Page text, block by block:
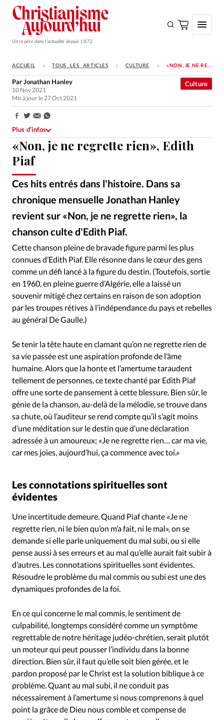
Un repère dans l'actualité depuis 1872
S'ABONNER
Monde
Opinions
Tous les articles
Faire un don
Emploi
Se connecter
Devise: CHF
RUBRIQUES
Tous les articles
Actualité chrétienne
Actualité internationale
Chronique
Culture
Dossier
Eglises Foi Génération réveil
Monde
Opinions
Publireportage
Vécu
Vie Intérieure
ACCUEIL TOUS LES ARTICLES CULTURE «NON, JE NE REGRETTE RIEN», EDITH PIAF
«Non, je ne regrette rien», Edith
Piaf
Ces hits entrés dans l'histoire. Dans sa
chronique mensuelle Jonathan Hanley
revient sur «Non, je ne regrette rien», la
chanson culte d'Edith Piaf.
Culture
ParJonathan Hanley
10 Nov 2021
Mis à jour le 27 Oct 2021
Partager:
Plus d’infos
Cette chanson pleine de bravade figure parmi les plus
connues d’Edith Piaf. Elle résonne dans le cœur des gens
comme un défi lancé à la figure du destin. (Toutefois, sortie
en 1960, en pleine guerre d’Algérie, elle a laissé un
souvenir mitigé chez certains en raison de son adoption
par les troupes rétives à l’indépendance du pays et rebelles
au général De Gaulle.)
Se tenir la tête haute en clamant qu’on ne regrette rien de
sa vie passée est une aspiration profonde de l’âme
humaine. Alors que la honte et l’amertume taraudent
tellement de personnes, ce texte chanté par Edith Piaf
offre une sorte de pansement à cette blessure. Bien sûr, le
génie de la chanson, au-delà de la mélodie, se trouve dans
sa chute, où l’auditeur se rend compte qu’il s’agit moins
d’une méditation sur le destin que d’une déclaration
adressée à un amoureux; «Je ne regrette rien… car ma vie,
car mes joies, aujourd’hui, ça commence avec toi.»
Les connotations spirituelles sont
évidentes
Une incertitude demeure. Quand Piaf chante «Je ne
regrette rien, ni le bien qu’on m’a fait, ni le mal», on se
demande si elle parle uniquement du mal subi, ou si elle
pense aussi à ses erreurs et au mal qu’elle aurait fait subir à
d’autres. Les connotations spirituelles sont évidentes.
Résoudre le problème du mal commis ou subi est une des
dynamiques profondes de la foi.
En ce qui concerne le mal commis, le sentiment de
culpabilité, longtemps considéré comme un symptôme
regrettable de notre héritage judéo-chrétien, serait plutôt
un moteur qui peut pousser l’individu dans la bonne
direction. Bien sûr, il faut qu’elle soit bien gérée, et le
pardon proposé par le Christ est la solution biblique à ce
problème. Quant au mal subi, il ne conduit pas
nécessairement à l’amertume si nous comprenons à quel
point la grâce de Dieu nous comble et compense de